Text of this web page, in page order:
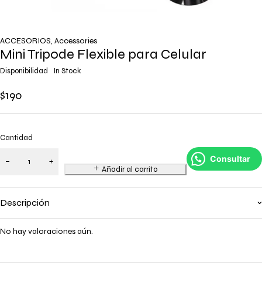
ACCESORIOS, Accessories
Mini Tripode Flexible para Celular
Disponibilidad In Stock
$190
Cantidad
Añadir al carrito
Consultar
Descripción
No hay valoraciones aún.